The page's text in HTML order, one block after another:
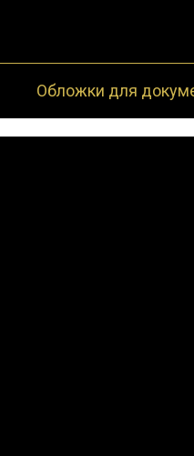
Обложки для